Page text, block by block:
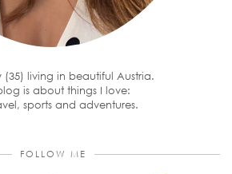
(35) living in beautiful Austria.
is about things I love:
sports and adventures.
FOLLOW ME